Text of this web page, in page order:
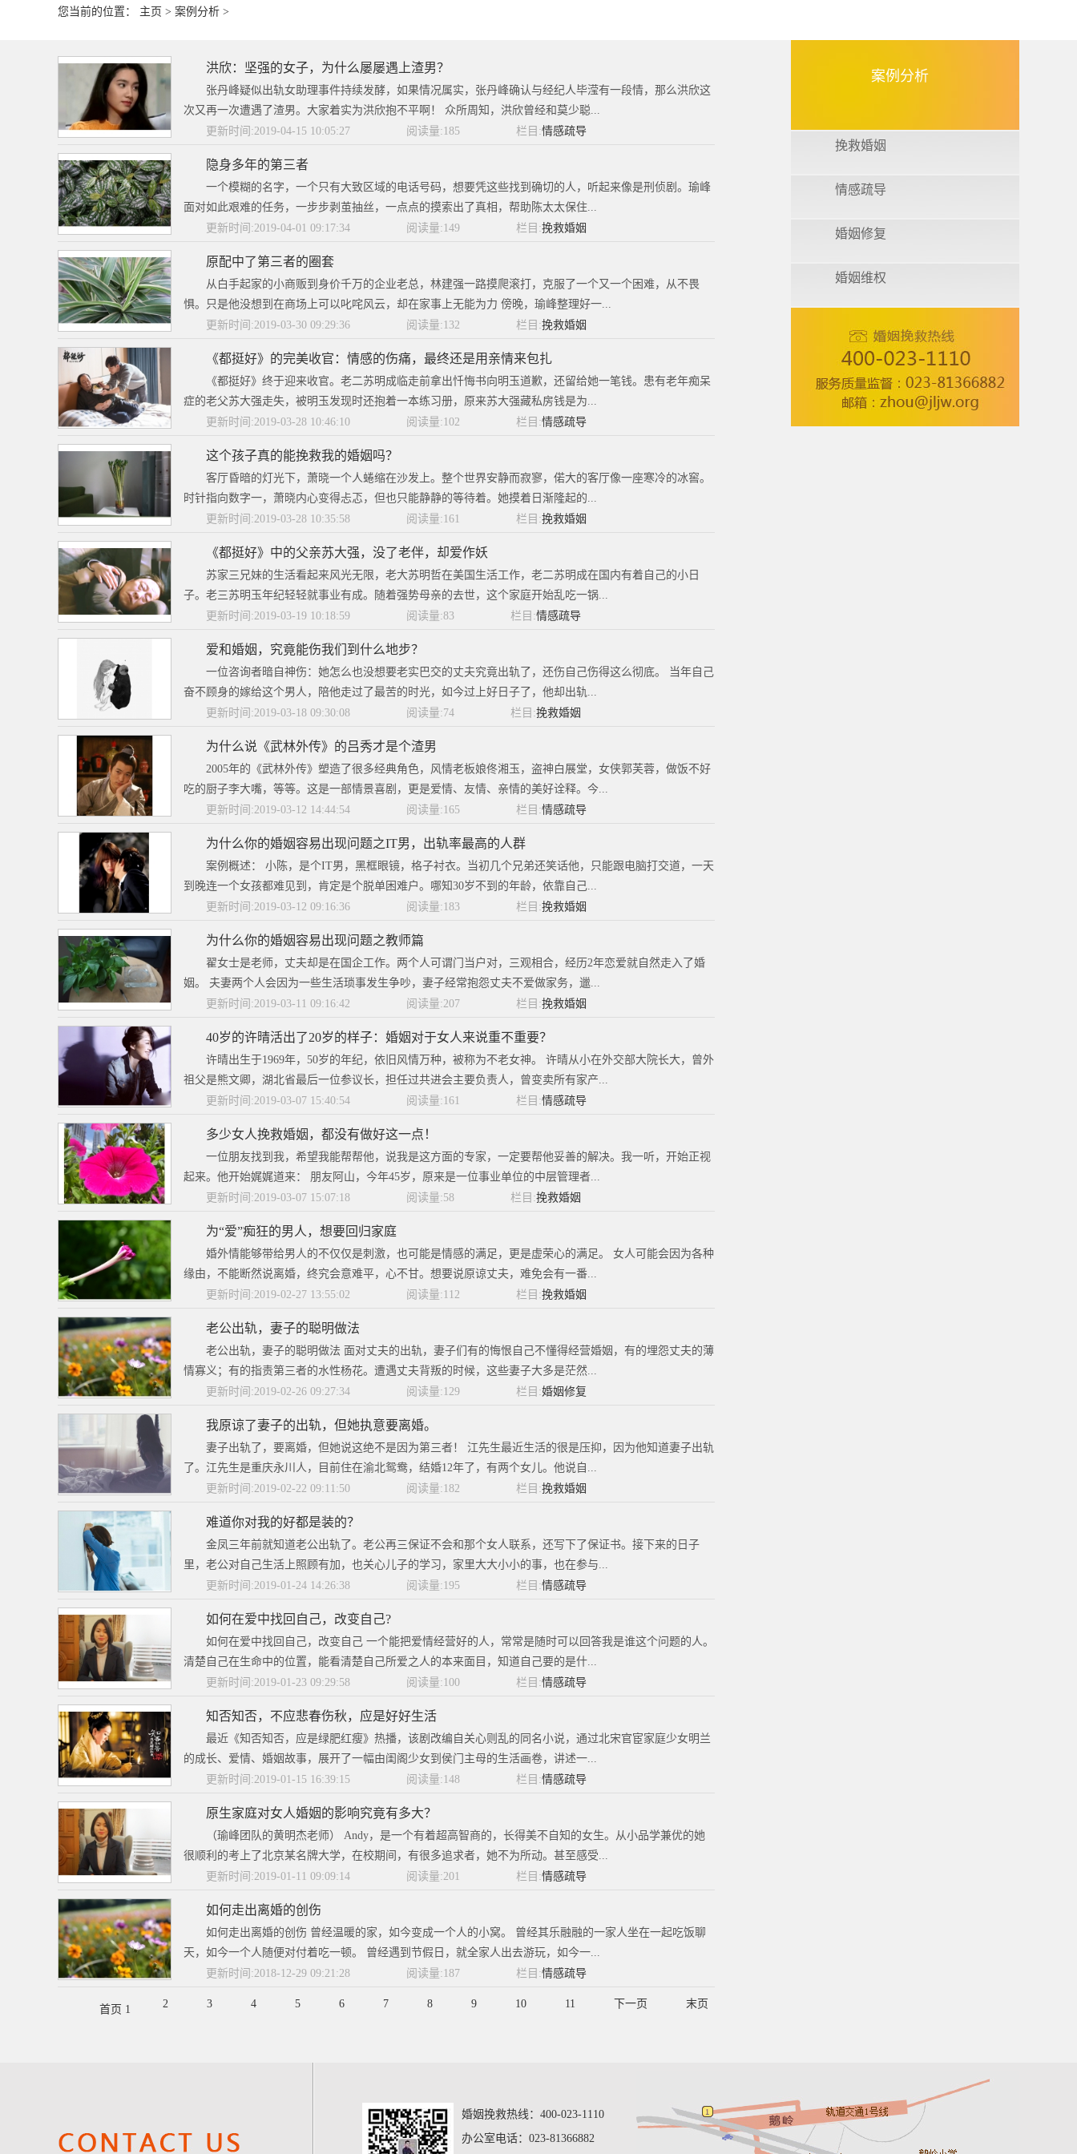
您当前的位置： 主页 > 案例分析 >
洪欣：坚强的女子，为什么屡屡遇上渣男？
张丹峰疑似出轨女助理事件持续发酵，如果情况属实，张丹峰确认与经纪人毕滢有一段情，那么洪欣这
次又再一次遭遇了渣男。大家着实为洪欣抱不平啊！ 众所周知，洪欣曾经和莫少聪...
更新时间:2019-04-15 10:05:27
阅读量:185 栏目:情感疏导
隐身多年的第三者
一个模糊的名字，一个只有大致区域的电话号码，想要凭这些找到确切的人，听起来像是刑侦剧。瑜峰
面对如此艰难的任务，一步步剥茧抽丝，一点点的摸索出了真相，帮助陈太太保住...
更新时间:2019-04-01 09:17:34
阅读量:149 栏目:挽救婚姻
原配中了第三者的圈套
从白手起家的小商贩到身价千万的企业老总，林建强一路摸爬滚打，克服了一个又一个困难，从不畏
惧。只是他没想到在商场上可以叱咤风云，却在家事上无能为力 傍晚，瑜峰整理好一...
更新时间:2019-03-30 09:29:36
阅读量:132 栏目:挽救婚姻
《都挺好》的完美收官：情感的伤痛，最终还是用亲情来包扎
《都挺好》终于迎来收官。老二苏明成临走前拿出忏悔书向明玉道歉，还留给她一笔钱。患有老年痴呆
症的老父苏大强走失，被明玉发现时还抱着一本练习册，原来苏大强藏私房钱是为...
更新时间:2019-03-28 10:46:10
阅读量:102 栏目:情感疏导
这个孩子真的能挽救我的婚姻吗？
客厅昏暗的灯光下，萧晓一个人蜷缩在沙发上。整个世界安静而寂寥，偌大的客厅像一座寒冷的冰窖。
时针指向数字一，萧晓内心变得忐忑，但也只能静静的等待着。她摸着日渐隆起的...
更新时间:2019-03-28 10:35:58
阅读量:161 栏目:挽救婚姻
《都挺好》中的父亲苏大强，没了老伴，却爱作妖
苏家三兄妹的生活看起来风光无限，老大苏明哲在美国生活工作，老二苏明成在国内有着自己的小日
子。老三苏明玉年纪轻轻就事业有成。随着强势母亲的去世，这个家庭开始乱吃一锅...
更新时间:2019-03-19 10:18:59
阅读量:83 栏目:情感疏导
爱和婚姻，究竟能伤我们到什么地步？
一位咨询者暗自神伤：她怎么也没想要老实巴交的丈夫究竟出轨了，还伤自己伤得这么彻底。 当年自己
奋不顾身的嫁给这个男人，陪他走过了最苦的时光，如今过上好日子了，他却出轨...
更新时间:2019-03-18 09:30:08
阅读量:74 栏目:挽救婚姻
为什么说《武林外传》的吕秀才是个渣男
2005年的《武林外传》塑造了很多经典角色，风情老板娘佟湘玉，盗神白展堂，女侠郭芙蓉，做饭不好
吃的厨子李大嘴，等等。这是一部情景喜剧，更是爱情、友情、亲情的美好诠释。今...
更新时间:2019-03-12 14:44:54
阅读量:165 栏目:情感疏导
为什么你的婚姻容易出现问题之IT男，出轨率最高的人群
案例概述： 小陈，是个IT男，黑框眼镜，格子衬衣。当初几个兄弟还笑话他，只能跟电脑打交道，一天
到晚连一个女孩都难见到，肯定是个脱单困难户。哪知30岁不到的年龄，依靠自己...
更新时间:2019-03-12 09:16:36
阅读量:183 栏目:挽救婚姻
为什么你的婚姻容易出现问题之教师篇
翟女士是老师，丈夫却是在国企工作。两个人可谓门当户对，三观相合，经历2年恋爱就自然走入了婚
姻。 夫妻两个人会因为一些生活琐事发生争吵，妻子经常抱怨丈夫不爱做家务，邋...
更新时间:2019-03-11 09:16:42
阅读量:207 栏目:挽救婚姻
40岁的许晴活出了20岁的样子：婚姻对于女人来说重不重要？
许晴出生于1969年，50岁的年纪，依旧风情万种，被称为不老女神。 许晴从小在外交部大院长大，曾外
祖父是熊文卿，湖北省最后一位参议长，担任过共进会主要负责人，曾变卖所有家产...
更新时间:2019-03-07 15:40:54
阅读量:161 栏目:情感疏导
多少女人挽救婚姻，都没有做好这一点！
一位朋友找到我，希望我能帮帮他，说我是这方面的专家，一定要帮他妥善的解决。我一听，开始正视
起来。他开始娓娓道来： 朋友阿山，今年45岁，原来是一位事业单位的中层管理者...
更新时间:2019-03-07 15:07:18
阅读量:58 栏目:挽救婚姻
为“爱”痴狂的男人，想要回归家庭
婚外情能够带给男人的不仅仅是刺激，也可能是情感的满足，更是虚荣心的满足。 女人可能会因为各种
缘由，不能断然说离婚，终究会意难平，心不甘。想要说原谅丈夫，难免会有一番...
更新时间:2019-02-27 13:55:02
阅读量:112 栏目:挽救婚姻
老公出轨，妻子的聪明做法
老公出轨，妻子的聪明做法 面对丈夫的出轨，妻子们有的悔恨自己不懂得经营婚姻，有的埋怨丈夫的薄
情寡义；有的指责第三者的水性杨花。遭遇丈夫背叛的时候，这些妻子大多是茫然...
更新时间:2019-02-26 09:27:34
阅读量:129 栏目:婚姻修复
我原谅了妻子的出轨，但她执意要离婚。
妻子出轨了，要离婚，但她说这绝不是因为第三者！ 江先生最近生活的很是压抑，因为他知道妻子出轨
了。江先生是重庆永川人，目前住在渝北鸳鸯，结婚12年了，有两个女儿。他说自...
更新时间:2019-02-22 09:11:50
阅读量:182 栏目:挽救婚姻
难道你对我的好都是装的？
金凤三年前就知道老公出轨了。老公再三保证不会和那个女人联系，还写下了保证书。接下来的日子
里，老公对自己生活上照顾有加，也关心儿子的学习，家里大大小小的事，也在参与...
更新时间:2019-01-24 14:26:38
阅读量:195 栏目:情感疏导
如何在爱中找回自己，改变自己?
如何在爱中找回自己，改变自己 一个能把爱情经营好的人，常常是随时可以回答我是谁这个问题的人。
清楚自己在生命中的位置，能看清楚自己所爱之人的本来面目，知道自己要的是什...
更新时间:2019-01-23 09:29:58
阅读量:100 栏目:情感疏导
知否知否，不应悲春伤秋，应是好好生活
最近《知否知否，应是绿肥红瘦》热播，该剧改编自关心则乱的同名小说，通过北宋官宦家庭少女明兰
的成长、爱情、婚姻故事，展开了一幅由闺阁少女到侯门主母的生活画卷，讲述一...
更新时间:2019-01-15 16:39:15
阅读量:148 栏目:情感疏导
原生家庭对女人婚姻的影响究竟有多大？
（瑜峰团队的黄明杰老师） Andy，是一个有着超高智商的，长得美不自知的女生。从小品学兼优的她
很顺利的考上了北京某名牌大学，在校期间，有很多追求者，她不为所动。甚至感受...
更新时间:2019-01-11 09:09:14
阅读量:201 栏目:情感疏导
如何走出离婚的创伤
如何走出离婚的创伤 曾经温暖的家，如今变成一个人的小窝。 曾经其乐融融的一家人坐在一起吃饭聊
天，如今一个人随便对付着吃一顿。 曾经遇到节假日，就全家人出去游玩，如今一...
更新时间:2018-12-29 09:21:28
阅读量:187 栏目:情感疏导
首页 1 2 3 4 5 6 7 8 9 10 11 下一页 末页
案例分析
挽救婚姻
情感疏导
婚姻修复
婚姻维权
婚姻挽救热线：400-023-1110
办公室电话：023-81366882